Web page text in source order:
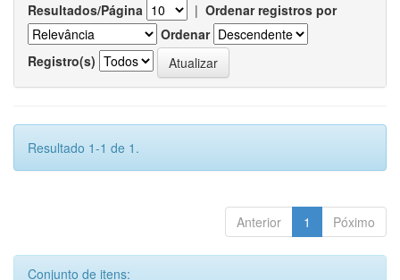
Resultados/Página | Ordenar registros por
Ordenar
Registro(s)
Resultado 1-1 de 1.
Anterior 1 Póximo
Conjunto de itens: